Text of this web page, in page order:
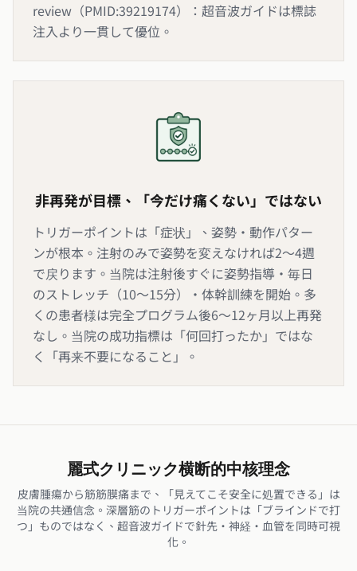
review（PMID:39219174）：超音波ガイドは標誌
注入より一貫して優位。
非再発が目標、「今だけ痛くない」ではない
トリガーポイントは「症状」、姿勢・動作パター
ンが根本。注射のみで姿勢を変えなければ2〜4週
で戻ります。当院は注射後すぐに姿勢指導・毎日
のストレッチ（10〜15分）・体幹訓練を開始。多
くの患者様は完全プログラム後6〜12ヶ月以上再発
なし。当院の成功指標は「何回打ったか」ではな
く「再来不要になること」。
麗式クリニック横断的中核理念
皮膚腫瘍から筋筋膜痛まで、「見えてこそ安全に処置できる」は
当院の共通信念。深層筋のトリガーポイントは「ブラインドで打
つ」ものではなく、超音波ガイドで針先・神経・血管を同時可視
化。